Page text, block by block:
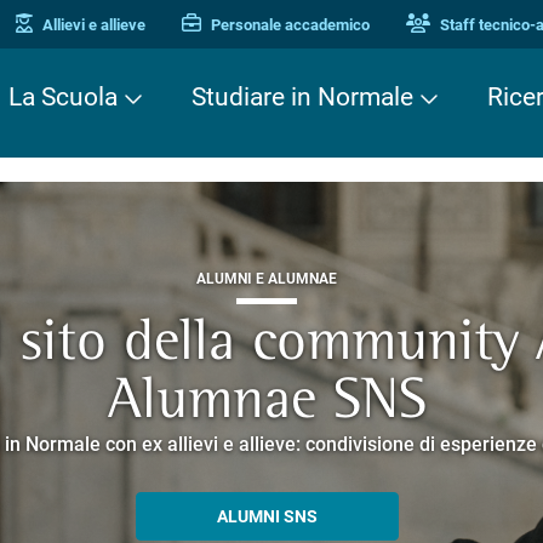
Allievi e allieve Personale accademico Staff tecnico-
La Scuola Studiare in Normale
TERZA MISSIONE
Piacere di
che racconta la ricerca e la cultura promosse dalla Scuola
ALUMNI E ALUMNAE
della community
Alumnae SNS
Normale con ex allievi e allieve: condivisione di
ALUMNI SNS
TERZA MISSIONE
Cavalieri. Una storia
guidati negli edifici storici che si affacciano su Piazza
EUROPEAN UNIVERSITIES
SCOPRI EELISA